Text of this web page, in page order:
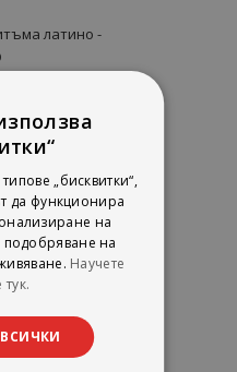
латино -
„бисквитки“,
да функционира
на
на
Научете